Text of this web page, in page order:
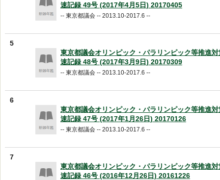
速記録 49号 (2017年4月5日) 20170405
-- 東京都議会 -- 2013.10-2017.6 --
5
東京都議会オリンピック・パラリンピック等推進
速記録 48号 (2017年3月9日) 20170309
-- 東京都議会 -- 2013.10-2017.6 --
6
東京都議会オリンピック・パラリンピック等推進
速記録 47号 (2017年1月26日) 20170126
-- 東京都議会 -- 2013.10-2017.6 --
7
東京都議会オリンピック・パラリンピック等推進
速記録 46号 (2016年12月26日) 20161226